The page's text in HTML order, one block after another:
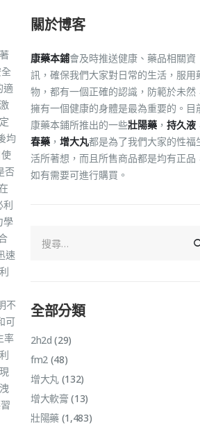
適
均
否
利
學
速
不
可
率
關於博客
康藥本鋪會及時推送健康、藥品相關資
訊，確保我們大家對日常的生活，服用
物，都有一個正確的認識，防範於未然
擁有一個健康的身體是最為重要的。目
康藥本鋪所推出的一些壯陽藥 ， 持久液
春藥 ， 增大丸都是為了我們大家的性福
活所著想，而且所售商品都是均有正品
如有需要可進行購買。
全部分類
2h2d (29)
fm2(48)
增大丸(132)
增大軟膏 (13)
壯陽藥(1,483)